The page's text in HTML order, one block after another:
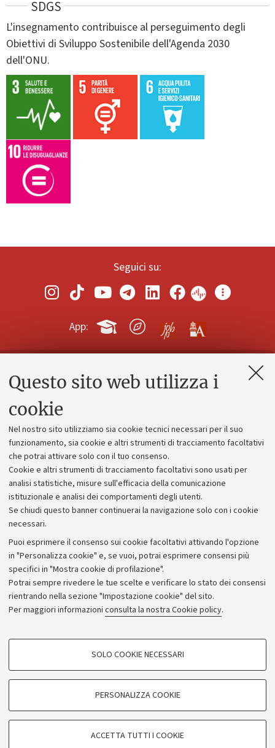
Questo sito web utilizza i
cookie
Nel nostro sito utilizziamo sia cookie tecnici necessari per il suo
funzionamento, sia cookie e altri strumenti di tracciamento facoltativi
che potrai attivare solo con il tuo consenso.
Cookie e altri strumenti di tracciamento facoltativi sono usati per
analisi statistiche, misure sull'efficacia della comunicazione
istituzionale e analisi dei comportamenti degli utenti.
Se chiudi questo banner continuerai la navigazione solo con i cookie
necessari.
Puoi esprimere il consenso sui cookie facoltativi attivando l'opzione
in "Personalizza cookie" e, se vuoi, potrai esprimere consensi più
specifici in "Mostra cookie di profilazione".
Potrai sempre rivedere le tue scelte e verificare lo stato dei consensi
rientrando nella sezione "Impostazione cookie" del sito.
Per maggiori informazioni consulta la nostra Cookie policy.
COOKIE DI PROFILAZIONE - FACOLTATIVI
COOKIE TECNICI - NECESSARI
SOLO COOKIE NECESSARI
PERSONALIZZA COOKIE
ACCETTA TUTTI I COOKIE
SDGS
L'insegnamento contribuisce al perseguimento degli
Obiettivi di Sviluppo Sostenibile dell'Agenda 2030
dell'ONU.
Seguici su:
App:
Contatti e PEC
Alumni community
Piano strategico
Bilanci
Donazioni e 5x1000
Bandi, gare e concorsi
Albo online
Amministrazione trasparente
Atti di notifica
Informazioni sul sito e accessibilità
Dichiarazione di accessibilità
Privacy e note legali
Impostazioni Cookie
©Copyright 2026 - ALMA MATER STUDIORUM - Università di
Bologna - Via Zamboni,33 - 40126Bologna - PI: